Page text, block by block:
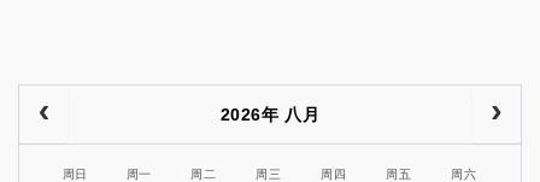
2026年 八月
周日 周一 周二 周三 周四 周五 周六